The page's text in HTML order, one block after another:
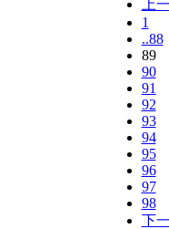
上
1
..88
89
90
91
92
93
94
95
96
97
98
下